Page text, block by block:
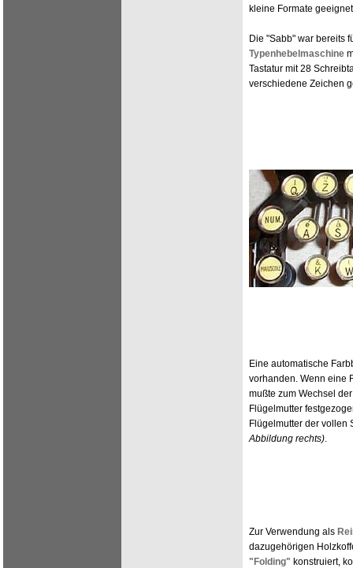
kleine Formate
Die "Sabb" war bereits
Typenhebelmaschine
Tastatur mit 28
verschiedene Zeichen
Eine automatische
vorhanden. Wenn eine
mußte zum Wechsel
Flügelmutter
Flügelmutter der
Abbildung rechts).
Zur Verwendung als
dazugehörigen
"Folding" konstruiert,